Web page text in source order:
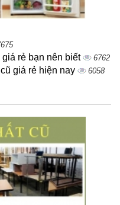
rẻ bạn nên biết 6762
giá rẻ hiện nay 6058